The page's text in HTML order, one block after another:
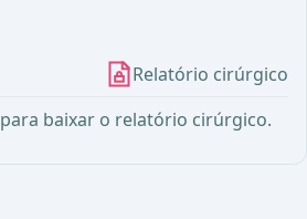
Relatório cirúrgico
para baixar o relatório cirúrgico.